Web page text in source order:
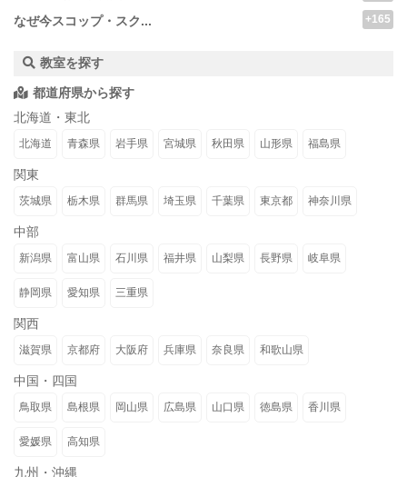
なぜ今スコップ・スク... +165
教室を探す
都道府県から探す
北海道・東北
北海道 青森県 岩手県 宮城県 秋田県 山形県 福島県
関東
茨城県 栃木県 群馬県 埼玉県 千葉県 東京都 神奈川県
中部
新潟県 富山県 石川県 福井県 山梨県 長野県 岐阜県
静岡県 愛知県 三重県
関西
滋賀県 京都府 大阪府 兵庫県 奈良県 和歌山県
中国・四国
鳥取県 島根県 岡山県 広島県 山口県 徳島県 香川県
愛媛県 高知県
九州・沖縄